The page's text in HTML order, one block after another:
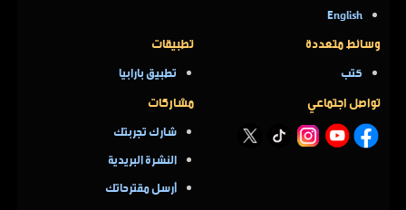
English
وسائط متعددة
كتب
تطبيقات
تطبيق بارابيا
تواصل اجتماعي مشاركات
شارك تجربتك
النشرة البريدية
أرسل مقترحاتك